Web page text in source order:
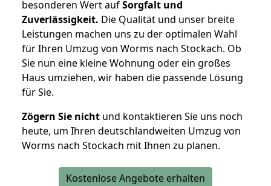
besonderen Wert aufSorgfalt und
Zuverlässigkeit. Die Qualität und unser breite
Leistungen machen uns zu der optimalen Wahl
für Ihren Umzug von Worms nach Stockach. Ob
Sie nun eine kleine Wohnung oder ein großes
Haus umziehen, wir haben die passende Lösung
für Sie.
Zögern Sie nicht und kontaktieren Sie uns noch
heute, um Ihren deutschlandweiten Umzug von
Worms nach Stockach mit Ihnen zu planen.
Kostenlose Angebote erhalten